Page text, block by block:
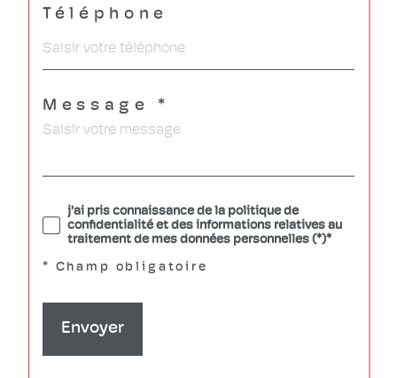
Téléphone
Message *
j'ai pris connaissance de la politique de
confidentialité et des informations relatives au
traitement de mes données personnelles (*)*
* Champ obligatoire
Envoyer